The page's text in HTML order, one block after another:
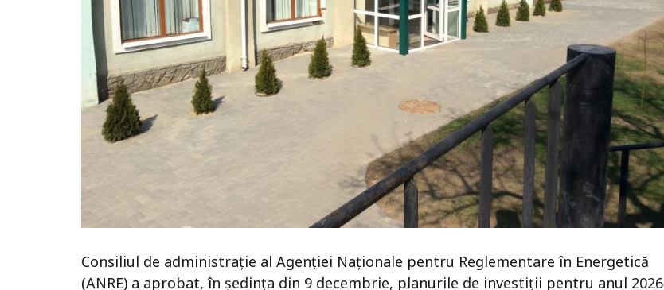
Consiliul de administrație al Agenției Naționale pentru Reglementare în Energetică
(ANRE) a aprobat, în ședința din 9 decembrie, planurile de investiții pentru anul 2026